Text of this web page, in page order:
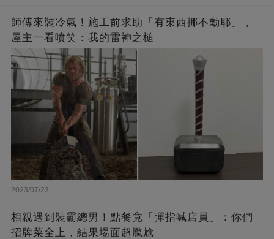
師傅來裝冷氣！施工前求助「有東西挪不動耶」，
屋主一看噴笑：我的雷神之槌
2023/07/23
相親遇到裝霸總男！點餐竟「彈指喊店員」：你們
招牌菜全上，結果場面超尷尬